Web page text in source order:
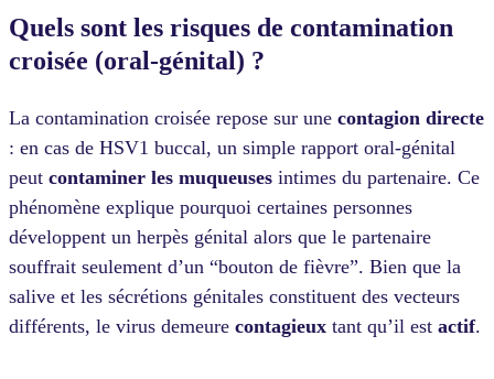
Quels sont les risques de contamination
croisée (oral-génital) ?
La contamination croisée repose sur une contagion directe
: en cas de HSV1 buccal, un simple rapport oral-génital
peut contaminer les muqueuses intimes du partenaire. Ce
phénomène explique pourquoi certaines personnes
développent un herpès génital alors que le partenaire
souffrait seulement d’un “bouton de fièvre”. Bien que la
salive et les sécrétions génitales constituent des vecteurs
différents, le virus demeure contagieux tant qu’il est actif.